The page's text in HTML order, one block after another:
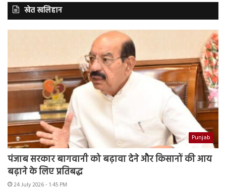
खेत खलिहान
Punjab
पंजाब सरकार बागवानी को बढ़ावा देने और किसानों की आय
बढ़ाने के लिए प्रतिबद्ध
24 July 2026 - 1:45 PM